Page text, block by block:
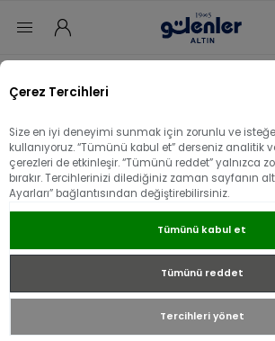
Çerez Tercihleri
Size en iyi deneyimi sunmak için zorunlu ve
kullanıyoruz. “Tümünü kabul et” derseniz analitik
çerezleri de etkinleşir. “Tümünü reddet” yalnızca
bırakır. Tercihlerinizi dilediğiniz zaman sayfanın
Ayarları” bağlantısından değiştirebilirsiniz.
Tümünü kabul et
Tümünü reddet
Tercihleri yönet
14 Ayar Altın Kumlu